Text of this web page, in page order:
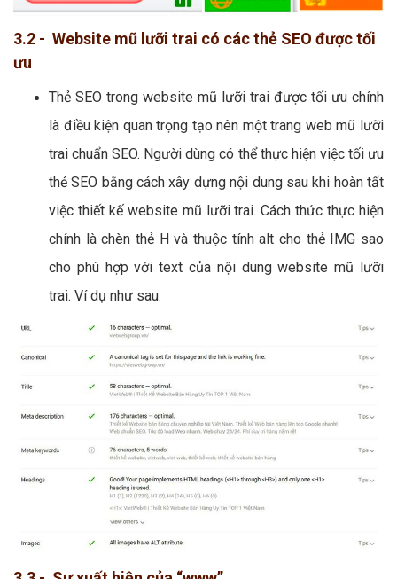
3.2 - Website mũ lưỡi trai có các thẻ SEO được tối
ưu
Thẻ SEO trong website mũ lưỡi trai được tối ưu chính
là điều kiện quan trọng tạo nên một trang web mũ lưỡi
trai chuẩn SEO. Người dùng có thể thực hiện việc tối ưu
thẻ SEO bằng cách xây dựng nội dung sau khi hoàn tất
việc thiết kế website mũ lưỡi trai. Cách thức thực hiện
chính là chèn thẻ H và thuộc tính alt cho thẻ IMG sao
cho phù hợp với text của nội dung website mũ lưỡi
trai. Ví dụ như sau: